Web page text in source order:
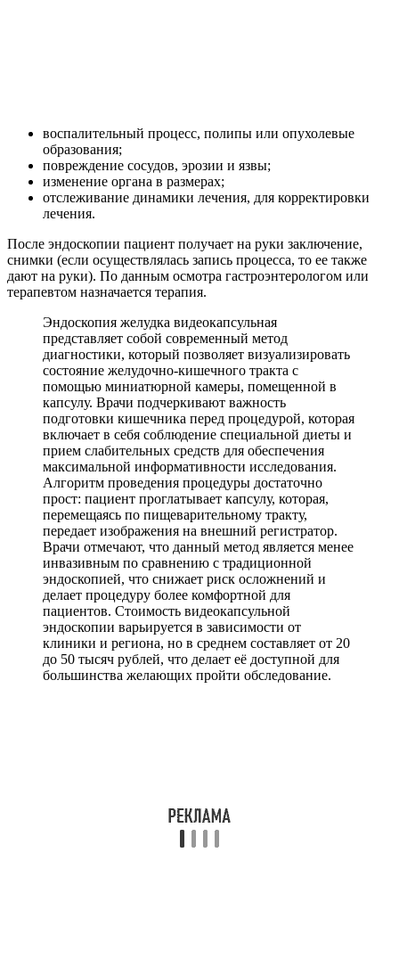
воспалительный процесс, полипы или опухолевые
образования;
повреждение сосудов, эрозии и язвы;
изменение органа в размерах;
отслеживание динамики лечения, для корректировки
лечения.
После эндоскопии пациент получает на руки заключение,
снимки (если осуществлялась запись процесса, то ее также
дают на руки). По данным осмотра гастроэнтерологом или
терапевтом назначается терапия.
Эндоскопия желудка видеокапсульная
представляет собой современный метод
диагностики, который позволяет визуализировать
состояние желудочно-кишечного тракта с
помощью миниатюрной камеры, помещенной в
капсулу. Врачи подчеркивают важность
подготовки кишечника перед процедурой, которая
включает в себя соблюдение специальной диеты и
прием слабительных средств для обеспечения
максимальной информативности исследования.
Алгоритм проведения процедуры достаточно
прост: пациент проглатывает капсулу, которая,
перемещаясь по пищеварительному тракту,
передает изображения на внешний регистратор.
Врачи отмечают, что данный метод является менее
инвазивным по сравнению с традиционной
эндоскопией, что снижает риск осложнений и
делает процедуру более комфортной для
пациентов. Стоимость видеокапсульной
эндоскопии варьируется в зависимости от
клиники и региона, но в среднем составляет от 20
до 50 тысяч рублей, что делает её доступной для
большинства желающих пройти обследование.